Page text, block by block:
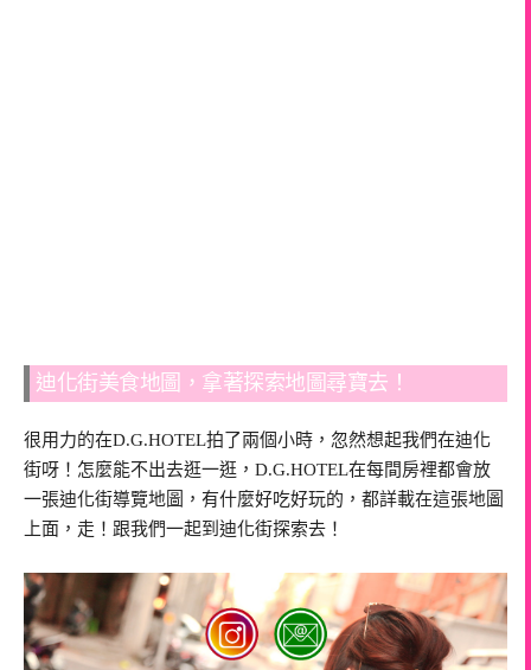
迪化街美食地圖，拿著探索地圖尋寶去！
很用力的在D.G.HOTEL拍了兩個小時，忽然想起我們在迪化
街呀！怎麼能不出去逛一逛，D.G.HOTEL在每間房裡都會放
一張迪化街導覽地圖，有什麼好吃好玩的，都詳載在這張地圖
上面，走！跟我們一起到迪化街探索去！